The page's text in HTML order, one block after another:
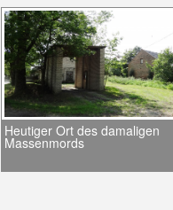
Heutiger Ort des damaligen
Massenmords